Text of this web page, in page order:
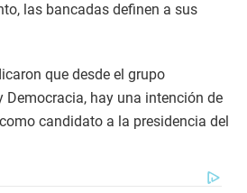
las bancadas definen a sus
que desde el grupo
Democracia, hay una intención de
candidato a la presidencia del